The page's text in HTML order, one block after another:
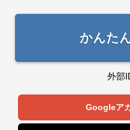
かんた
外部
Googleア